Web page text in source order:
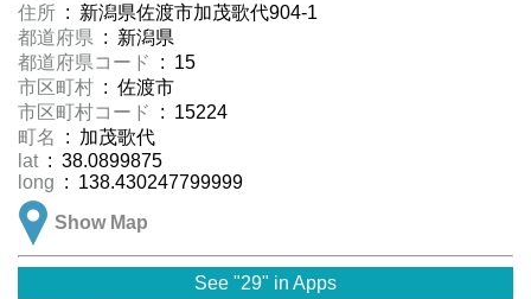
住所 : 新潟県佐渡市加茂歌代904-1
都道府県 : 新潟県
都道府県コード
: 15
市区町村 : 佐渡市
市区町村コード
: 15224
町名
: 加茂歌代
lat : 38.0899875
long : 138.430247799999
Show Map
See "29" in Apps